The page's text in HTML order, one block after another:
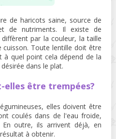
de haricots saine, source de
de nutriments. Il existe de
par la couleur, la taille
Toute lentille doit être
quel point cela dépend de la
dans le plat.
elles être trempées?
elles doivent être
coulés dans de l'eau froide,
outre, ils arrivent déjà, en
à obtenir.